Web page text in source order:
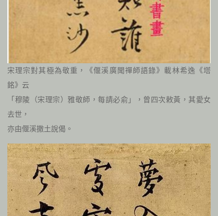
宋理宗對其極為敬重，《偃溪廣聞禪師語錄》載林希逸《塔
銘》云
「穆陵（宋理宗）雅敬師，每請必俞」，曾四次敕黃，其愛女
去世，
亦由偃溪撒土說偈。